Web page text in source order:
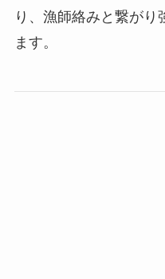
り、漁師絡みと繋が
ます。